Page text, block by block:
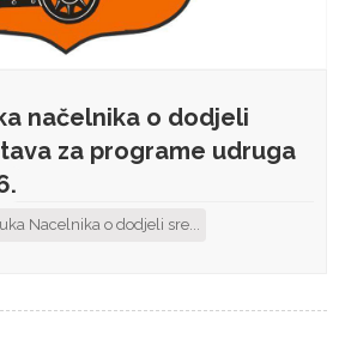
načelnika o dodjeli
za programe udruga
Nacelnika o dodjeli sre...